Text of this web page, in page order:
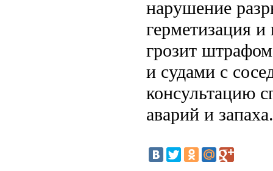
нарушение
герметизация
грозит
и судами с
консультацию
аварий и